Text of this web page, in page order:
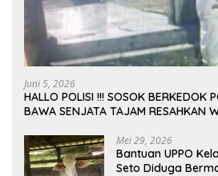
Juni 5, 2026
HALLO POLISI !!! SOSOK BERKEDOK
BAWA SENJATA TAJAM RESAHKAN
Mei 29, 2026
Bantuan UPPO
Seto Diduga